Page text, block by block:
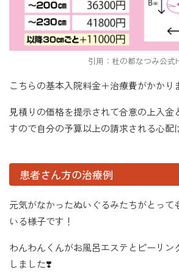
引用：杜の都なつみ公式
こちらの基本入院料金＋治療費がかかり
見積りの価格を提示されて合意の上入金
すので自分の予算以上の請求される心配
患者さん方の治療例
元気がなかったぬいぐるみたちがとって
いる様子です！
わんわんくんがお風呂エステとピーリン
しました❣️